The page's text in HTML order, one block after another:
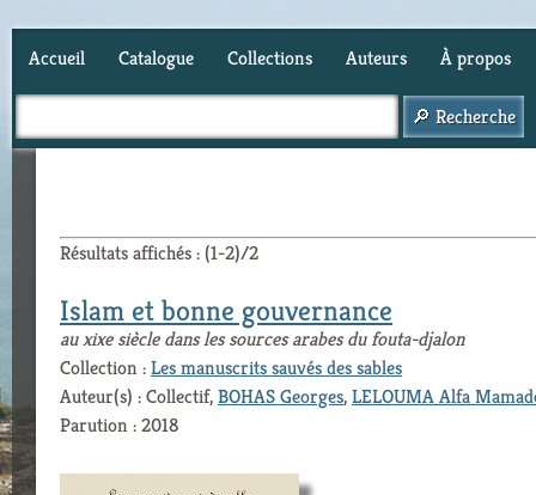
Accueil Catalogue Collections Auteurs À propos
Résultats affichés : (1-2)/2
Islam et bonne gouvernance
au xixe siècle dans les sources arabes du fouta-djalon
Collection :Les manuscrits sauvés des sables
Auteur(s) : Collectif,BOHAS Georges,LELOUMA Alfa
Parution : 2018